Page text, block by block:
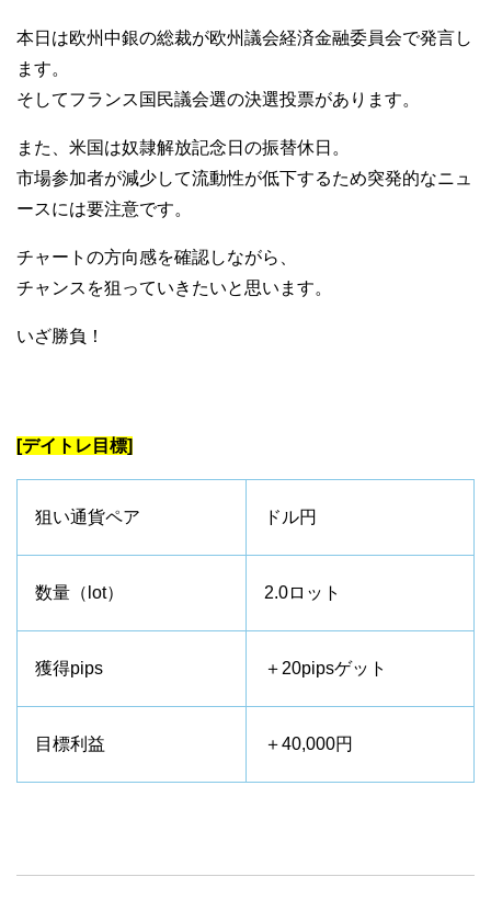
本日は欧州中銀の総裁が欧州議会経済金融委員会で発言し
ます。
そしてフランス国民議会選の決選投票があります。
また、米国は奴隷解放記念日の振替休日。
市場参加者が減少して流動性が低下するため突発的なニュ
ースには要注意です。
チャートの方向感を確認しながら、
チャンスを狙っていきたいと思います。
いざ勝負！
[デイトレ目標]
狙い通貨ペア ドル円
数量（lot） 2.0ロット
獲得pips ＋20pipsゲット
目標利益 ＋40,000円